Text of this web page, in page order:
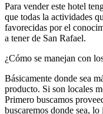
Para vender este hotel
que todas la actividades
favorecidas por el
a tener de San Rafael.
¿Cómo se manejan con
Básicamente donde sea
producto. Si son locales
Primero buscamos
buscaremos donde sea,